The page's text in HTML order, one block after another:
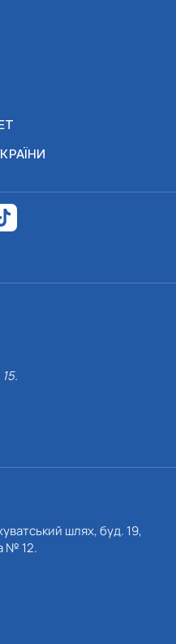
шлях, буд. 19,
№ 12.